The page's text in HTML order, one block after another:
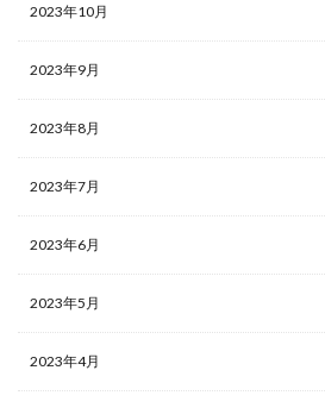
2023年10月
2023年9月
2023年8月
2023年7月
2023年6月
2023年5月
2023年4月